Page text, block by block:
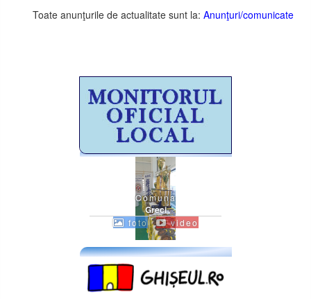
Toate anunţurile de actualitate sunt la: Anunţuri/comunicate
Comuna
Greci
foto video